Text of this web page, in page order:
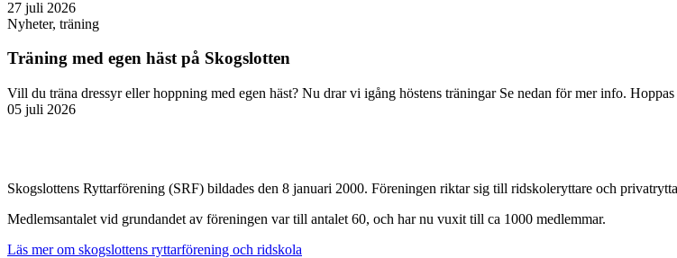
27 juli 2026
Nyheter, träning
Träning med egen häst på Skogslotten
Vill du träna dressyr eller hoppning med egen häst? Nu drar vi igång höstens träningar Se nedan för mer info. Hoppas
05 juli 2026
Skogslottens Ryttarförening (SRF) bildades den 8 januari 2000. Föreningen riktar sig till ridskoleryttare och
Medlemsantalet vid grundandet av föreningen var till antalet 60, och har nu vuxit till ca 1000 medlemmar.
Läs mer om skogslottens ryttarförening och ridskola